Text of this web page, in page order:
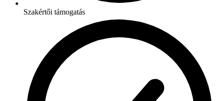
Szakértői támogatás